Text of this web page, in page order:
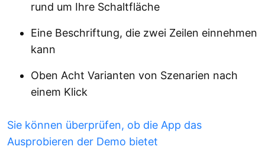
rund um Ihre Schaltfläche
Eine Beschriftung, die zwei Zeilen einnehmen
kann
Oben Acht Varianten von Szenarien nach
einem Klick
Sie können überprüfen, ob die App das
Ausprobieren der Demo bietet